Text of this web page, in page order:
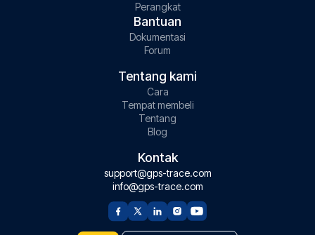
Perangkat
Bantuan
Dokumentasi
Forum
Tentang kami
Cara
Tempat membeli
Tentang
Blog
Kontak
support@gps-trace.com
info@gps-trace.com